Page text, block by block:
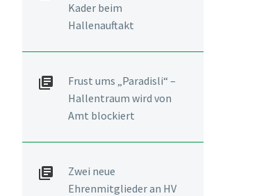
Kader beim
Hallenauftakt
Frust ums „Paradisli“ –
Hallentraum wird von
Amt blockiert
Zwei neue
Ehrenmitglieder an HV